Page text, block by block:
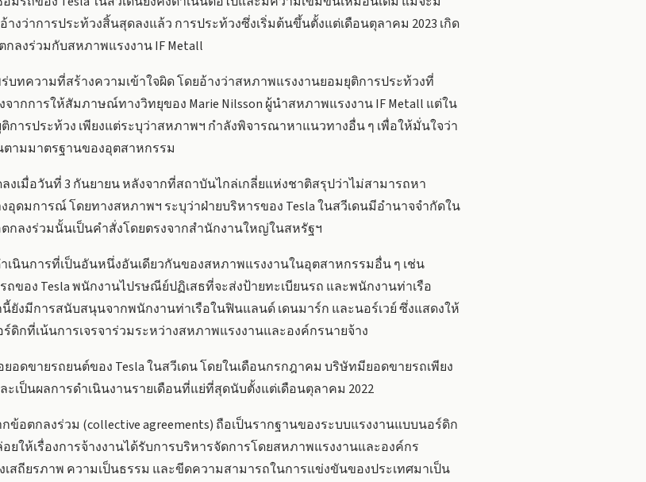
งว่าการประท้วงสิ้นสุดลงแล้ว การประท้วงซึ่งเริ่มต้นขึ้นตั้งแต่เดือนตุลาคม 2023 เกิด
ลงร่วมกับสหภาพแรงงาน IF Metall
บทความที่สร้างความเข้าใจผิด โดยอ้างว่าสหภาพแรงงานยอมยุติการประท้วงที่
ากการให้สัมภาษณ์ทางวิทยุของ Marie Nilsson ผู้นำสหภาพแรงงาน IF Metall แต่ใน
การประท้วง เพียงแต่ระบุว่าสหภาพฯ กำลังพิจารณาหาแนวทางอื่น ๆ เพื่อให้มั่นใจว่า
ามมาตรฐานของอุตสาหกรรม
งเมื่อวันที่ 3 กันยายน หลังจากที่สถาบันไกล่เกลี่ยแห่งชาติสรุปว่าไม่สามารถหา
ดมการณ์ โดยทางสหภาพฯ ระบุว่าฝ่ายบริหารของ Tesla ในสวีเดนมีอำนาจจำกัดใน
กลงร่วมนั้นเป็นคำสั่งโดยตรงจากสำนักงานใหญ่ในสหรัฐฯ
เนินการที่เป็นอันหนึ่งอันเดียวกันของสหภาพแรงงานในอุตสาหกรรมอื่น ๆ เช่น
ของ Tesla พนักงานไปรษณีย์ปฏิเสธที่จะส่งป้ายทะเบียนรถ และพนักงานท่าเรือ
ยังมีการสนับสนุนจากพนักงานท่าเรือในฟินแลนด์ เดนมาร์ก และนอร์เวย์ ซึ่งแสดงให้
กที่เน้นการเจรจาร่วมระหว่างสหภาพแรงงานและองค์กรนายจ้าง
อดขายรถยนต์ของ Tesla ในสวีเดน โดยในเดือนกรกฎาคม บริษัทมียอดขายรถเพียง
ะเป็นผลการดำเนินงานรายเดือนที่แย่ที่สุดนับตั้งแต่เดือนตุลาคม 2022
อตกลงร่วม (collective agreements) ถือเป็นรากฐานของระบบแรงงานแบบนอร์ดิก
ให้เรื่องการจ้างงานได้รับการบริหารจัดการโดยสหภาพแรงงานและองค์กร
สถียรภาพ ความเป็นธรรม และขีดความสามารถในการแข่งขันของประเทศมาเป็น